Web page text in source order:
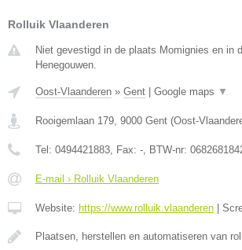
Rolluik Vlaanderen
Niet gevestigd in de plaats Momignies en in
Henegouwen.
Oost-Vlaanderen » Gent Google maps ▼
Rooigemlaan 179, 9000 Gent (Oost-
Tel: 0494421883, Fax: -, BTW-nr:
E-mail › Rolluik Vlaanderen
Website: https://www.rolluik.vlaanderen
Plaatsen, herstellen en automatiseren van